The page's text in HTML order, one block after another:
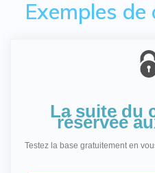
Exemples de
La suite du
réservée
Testez la base gratuitement en